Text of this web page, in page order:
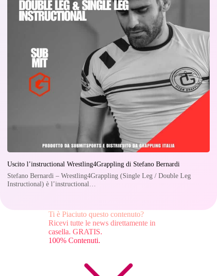
Uscito l’instructional Wrestling4Grappling di Stefano Bernardi
Stefano Bernardi – Wrestling4Grappling (Single Leg / Double Leg
Instructional) è l’instructional…
Ti è Piaciuto questo contenuto?
Ricevi tutte le news direttamente in
casella. GRATIS.
100% Contenuti.